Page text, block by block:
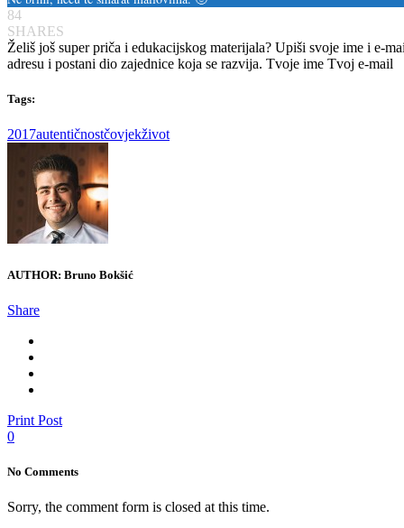
84
SHARES
Želiš još super priča i edukacijskog materijala? Upiši svoje ime i e-
adresu i postani dio zajednice koja se razvija. Tvoje ime Tvoj e-mail
Tags:
2017autentičnostčovjekživot
AUTHOR: Bruno Bokšić
Share
Print Post
0
No Comments
Sorry, the comment form is closed at this time.